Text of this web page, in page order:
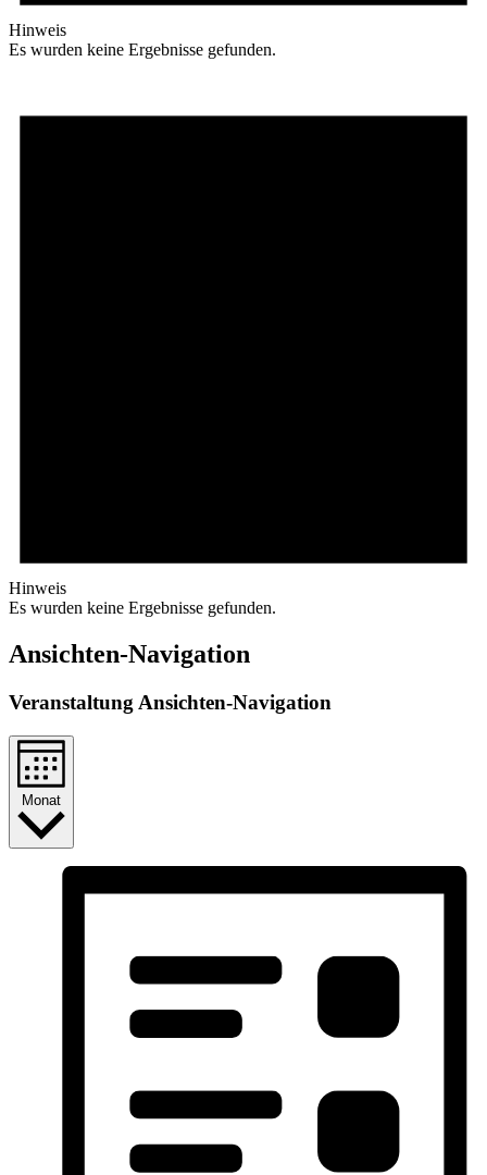
Hinweis
Es wurden keine Ergebnisse gefunden.
Hinweis
Es wurden keine Ergebnisse gefunden.
Ansichten-Navigation
Veranstaltung Ansichten-Navigation
Monat